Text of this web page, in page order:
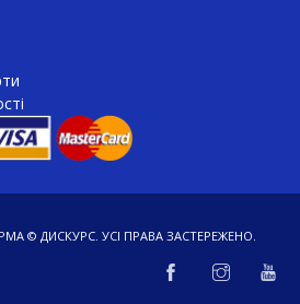
© ДИСКУРС. УСІ ПРАВА ЗАСТЕРЕЖЕНО.